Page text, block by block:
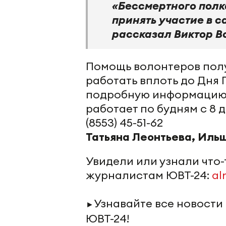
«Бессмертного
принять участие в
рассказал Виктор
Помощь волонтеров
работать вплоть до
подробную
работает по будням с 8
(8553) 45-51-62
Татьяна Леонтьева,
Увидели или узнали
журналистам ЮВТ-24:
► Узнавайте все
ЮВТ-24!